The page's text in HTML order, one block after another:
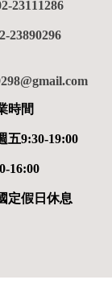
23111286
23890296
時間
五9:30-19:00
16:00
定假日休息